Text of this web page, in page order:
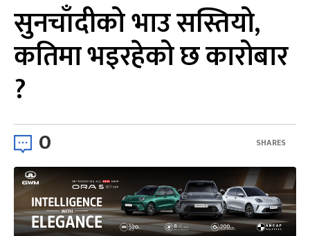
सुनचाँदीको भाउ सस्तियो,
कतिमा भइरहेको छ कारोबार
?
0 SHARES